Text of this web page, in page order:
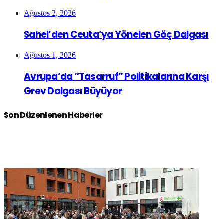
Ağustos 2, 2026
Sahel’den Ceuta’ya Yönelen Göç Dalgası
Ağustos 1, 2026
Avrupa’da “Tasarruf” Politikalarına Karşı
Grev Dalgası Büyüyor
Son Düzenlenen Haberler